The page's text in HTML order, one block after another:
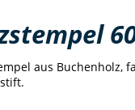
aus Buchenholz,